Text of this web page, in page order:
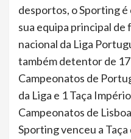
desportos, o Sporting
sua equipa principal
nacional da Liga
também detentor de
Campeonatos de
da Liga e 1 Taça
Campeonatos de
Sporting venceu a